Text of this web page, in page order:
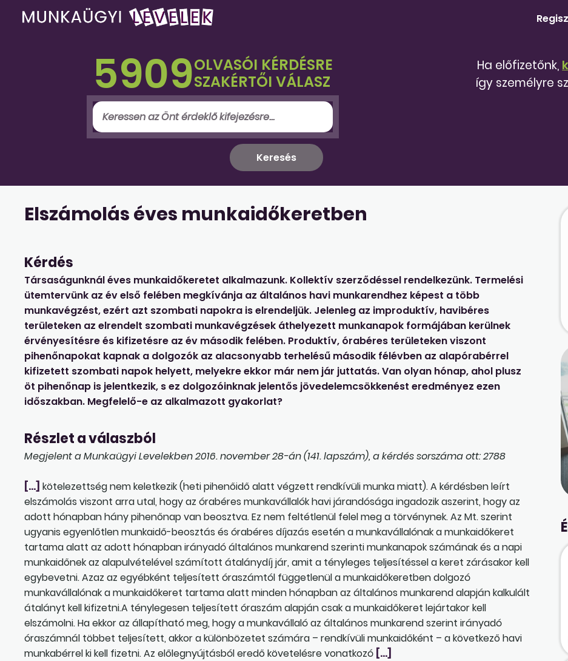
5909OLVASÓI KÉRDÉSRE
SZAKÉRTŐI VÁLASZ
Ha előfizetőnk,
így személyre
Elszámolás éves munkaidőkeretben
Kérdés
Társaságunknál éves munkaidőkeretet alkalmazunk. Kollektív szerződéssel rendelkezünk. Termelési
ütemtervünk az év első felében megkívánja az általános havi munkarendhez képest a több
munkavégzést, ezért azt szombati napokra is elrendeljük. Jelenleg az improduktív, havibéres
területeken az elrendelt szombati munkavégzések áthelyezett munkanapok formájában kerülnek
érvényesítésre és kifizetésre az év második felében. Produktív, órabéres területeken viszont
pihenőnapokat kapnak a dolgozók az alacsonyabb terhelésű második félévben az alapórabérrel
kifizetett szombati napok helyett, melyekre ekkor már nem jár juttatás. Van olyan hónap, ahol plusz
öt pihenőnap is jelentkezik, s ez dolgozóinknak jelentős jövedelemcsökkenést eredményez ezen
időszakban. Megfelelő-e az alkalmazott gyakorlat?
Részlet a válaszból
Megjelent a Munkaügyi Levelekben 2016. november 28-án (141. lapszám), a kérdés sorszáma ott: 2788
[…] kötelezettség nem keletkezik (heti pihenőidő alatt végzett rendkívüli munka miatt). A kérdésben leírt
elszámolás viszont arra utal, hogy az órabéres munkavállalók havi járandósága ingadozik aszerint, hogy az
adott hónapban hány pihenőnap van beosztva. Ez nem feltétlenül felel meg a törvénynek. Az Mt. szerint
ugyanis egyenlőtlen munkaidő-beosztás és órabéres díjazás esetén a munkavállalónak a munkaidőkeret
tartama alatt az adott hónapban irányadó általános munkarend szerinti munkanapok számának és a napi
munkaidőnek az alapulvételével számított átalánydíj jár, amit a tényleges teljesítéssel a keret zárásakor kell
egybevetni. Azaz az egyébként teljesített óraszámtól függetlenül a munkaidőkeretben dolgozó
munkavállalónak a munkaidőkeret tartama alatt minden hónapban az általános munkarend alapján kalkulált
átalányt kell kifizetni.A ténylegesen teljesített óraszám alapján csak a munkaidőkeret lejártakor kell
elszámolni. Ha ekkor az állapítható meg, hogy a munkavállaló az általános munkarend szerint irányadó
óraszámnál többet teljesített, akkor a különbözetet számára – rendkívüli munkaidőként – a következő havi
munkabérrel ki kell fizetni. Az előlegnyújtásból eredő követelésre vonatkozó […]